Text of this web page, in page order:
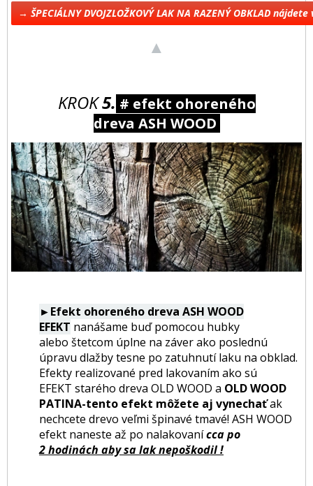
→ ŠPECIÁLNY DVOJZLOŽKOVÝ LAK NA RAZENÝ OBKLAD
▲
KROK5. # efekt ohoreného
dreva ASH WOOD
►Efekt ohoreného dreva ASH WOOD
EFEKT nanášame buď pomocou hubky
alebo štetcom úplne na záver ako poslednú
úpravu dlažby tesne po zatuhnutí laku na obklad.
Efekty realizované pred lakovaním ako sú
EFEKT starého dreva OLD WOOD a OLD WOOD
PATINA-tento efekt môžete aj vynechaťak
nechcete drevo veľmi špinavé tmavé! ASH WOOD
efekt naneste až po nalakovanícca po
2 hodinách aby sa lak nepoškodil !